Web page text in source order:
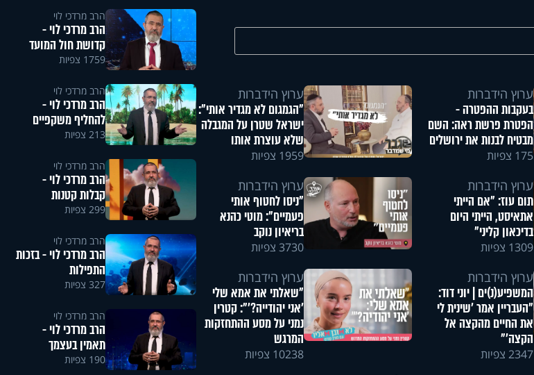
ערוץ הידברות
בעקבות ההפטרה -
הפטרת פרשת ראה: השם
מבטיח לבנות את ירושלים
175 צפיות
ערוץ הידברות
"הגמגום לא מגדיר אותי":
ישראל שטרן על המגבלה
שלא עוצרת אותו
1959 צפיות
ערוץ הידברות
תום עוז: "אם הייתי
אתאיסט, הייתי היום
בדיכאון קליני"
1309 צפיות
ערוץ הידברות
"ניסו לחטוף אותי
פעמיים": מוטי כהנא
בריאיון נוקב
3730 צפיות
ערוץ הידברות
המשפיע(נ)ים | יוני דוד:
"העבריין אמר 'שינית לי
את החיים מהקצה אל
הקצה'"
2347 צפיות
ערוץ הידברות
"שאלתי את אמא שלי
'אני יהודייה?'": קטרין
נמני על מסע ההתחזקות
המרגש
10238 צפיות
הרב מרדכי לוי
הרב מרדכי לוי -
קדושת חול המועד
1759 צפיות
הרב מרדכי לוי
הרב מרדכי לוי -
להחליף משקפיים
213 צפיות
הרב מרדכי לוי
הרב מרדכי לוי -
קבלות קטנות
299 צפיות
הרב מרדכי לוי
הרב מרדכי לוי - בזכות
התפילות
327 צפיות
הרב מרדכי לוי
הרב מרדכי לוי -
תאמין בעצמך
190 צפיות